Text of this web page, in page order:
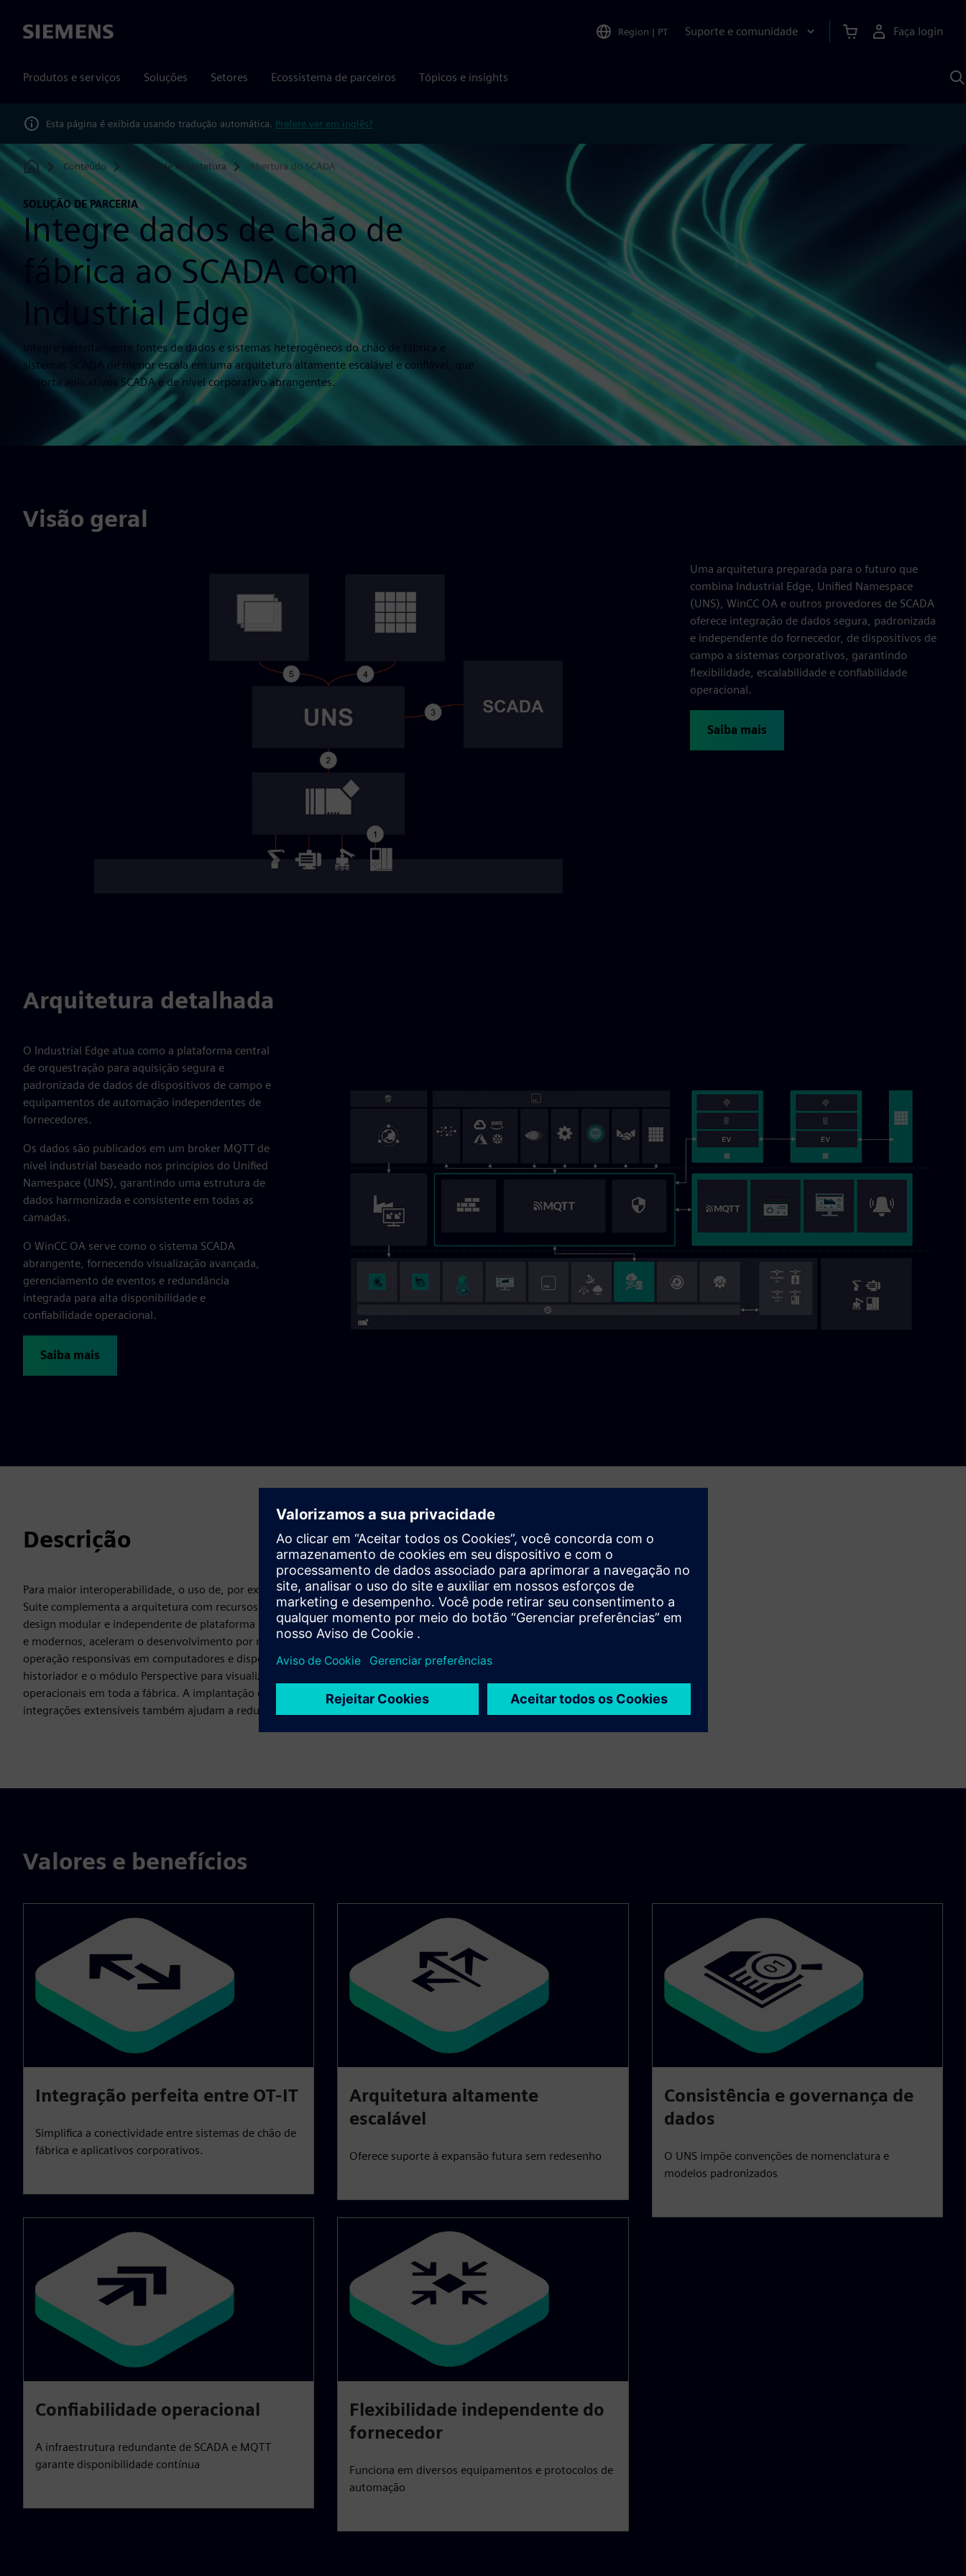
Siemens Region | PT Suporte e comunidade Faça login
Produtos e serviços Soluções Setores Ecossistema de parceiros Tópicos e insights
Esta página é exibida usando tradução automática. Prefere ver em inglês?
Home
Conteúdo Centro de Arquitetura Abertura do SCADA
SOLUÇÃO DE PARCERIA
Integre dados de chão de
fábrica ao SCADA com
Industrial Edge
Integre perfeitamente fontes de dados e sistemas heterogêneos do chão de fábrica e
sistemas SCADA de menor escala em uma arquitetura altamente escalável e confiável, que
suporta aplicativos SCADA e de nível corporativo abrangentes.
Visão geral
Uma arquitetura preparada para o futuro que
combina Industrial Edge, Unified Namespace
(UNS), WinCC OA e outros provedores de SCADA
oferece integração de dados segura, padronizada
e independente do fornecedor, de dispositivos de
campo a sistemas corporativos, garantindo
flexibilidade, escalabilidade e confiabilidade
operacional.
Saiba mais
Arquitetura detalhada
O Industrial Edge atua como a plataforma central
de orquestração para aquisição segura e
padronizada de dados de dispositivos de campo e
equipamentos de automação independentes de
fornecedores.
Os dados são publicados em um broker MQTT de
nível industrial baseado nos princípios do Unified
Namespace (UNS), garantindo uma estrutura de
dados harmonizada e consistente em todas as
camadas.
O WinCC OA serve como o sistema SCADA
abrangente, fornecendo visualização avançada,
gerenciamento de eventos e redundância
integrada para alta disponibilidade e
confiabilidade operacional.
Saiba mais
Descrição
Para maior interoperabilidade, o uso de, por exemplo, Ignition, WinCC Unified ou Wonderware como HMI e Integration
Suite complementa a arquitetura com recursos flexíveis de HMI, tratamento de alarmes e visualização na web. Seu
design modular e independente de plataforma e seu amplo suporte a protocolos facilitam a conexão de sistemas antigos
e modernos, aceleram o desenvolvimento por meio de componentes e scripts reutilizáveis e oferecem interfaces de
operação responsivas em computadores e dispositivos móveis. Com canais de alarme integrados, conectividade de
historiador e o módulo Perspective para visualização na web/móvel, o Ignition ajuda a padronizar visualizações e análises
operacionais em toda a fábrica. A implantação centralizada, os fortes controles de acesso baseados em funções e as
integrações extensíveis também ajudam a reduzir a sobrecarga operacional e o tempo de retorno.
Valores e benefícios
Integração perfeita entre OT-IT
Simplifica a conectividade entre sistemas de chão de
fábrica e aplicativos corporativos.
Arquitetura altamente
escalável
Oferece suporte à expansão futura sem redesenho
Consistência e governança de
dados
O UNS impõe convenções de nomenclatura e
modelos padronizados
Confiabilidade operacional
A infraestrutura redundante de SCADA e MQTT
garante disponibilidade contínua
Flexibilidade independente do
fornecedor
Funciona em diversos equipamentos e protocolos de
automação